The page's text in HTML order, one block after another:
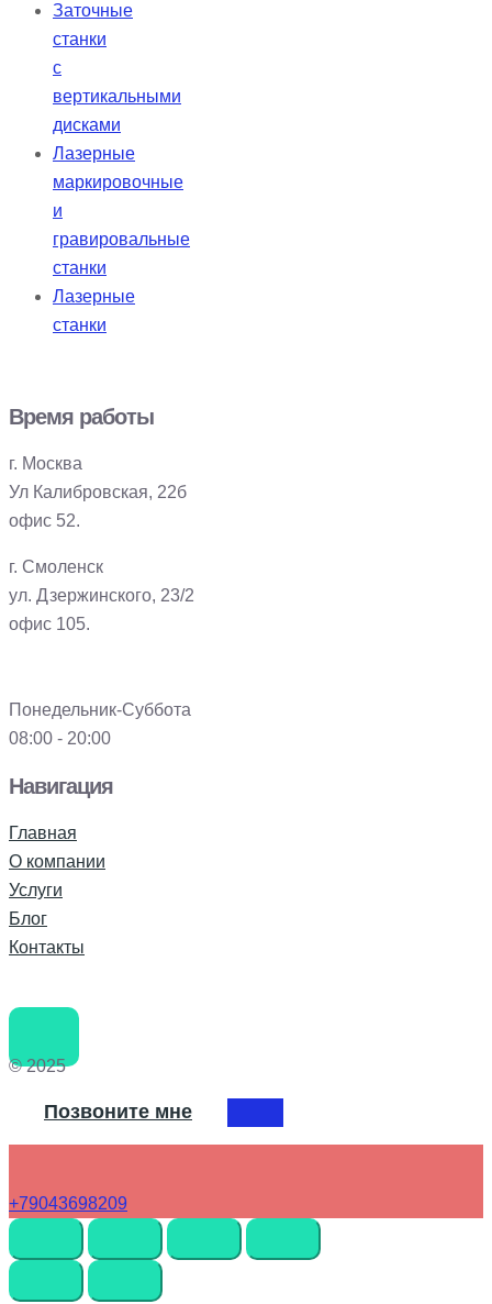
Заточные
станки
с
вертикальными
дисками
Лазерные
маркировочные
и
гравировальные
станки
Лазерные
станки
Время работы
г. Москва
Ул Калибровская, 22б
офис 52.
г. Смоленск
ул. Дзержинского, 23/2
офис 105.
Понедельник-Суббота
08:00 - 20:00
Навигация
Главная
О компании
Услуги
Блог
Контакты
© 2025
Позвоните мне
+79043698209